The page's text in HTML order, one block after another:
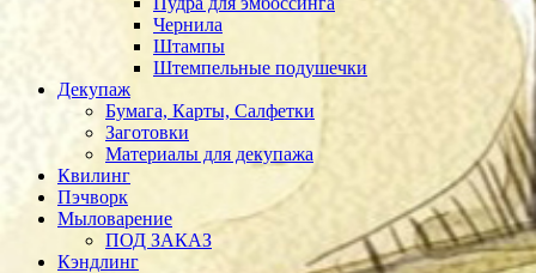
Чернила
Штампы
Штемпельные подушечки
Декупаж
Бумага, Карты, Салфетки
Заготовки
Материалы для декупажа
Квилинг
Пэчворк
Мыловарение
ПОД ЗАКАЗ
Кэндлинг